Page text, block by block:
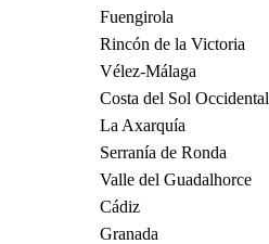
Fuengirola
Rincón de la Victoria
Vélez-Málaga
Costa del Sol Occidental
La Axarquía
Serranía de Ronda
Valle del Guadalhorce
Cádiz
Granada